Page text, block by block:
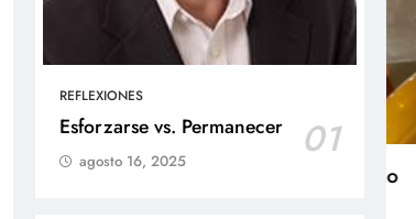
REFLEXIONES
Esforzarse vs. Permanecer 01
agosto 16, 2025
SOCIALES
Jaime Andrés Bejarano Castillo